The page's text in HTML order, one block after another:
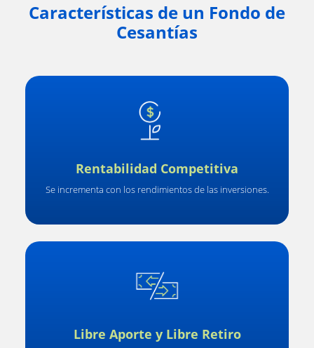
Características de un Fondo de
Cesantías
Rentabilidad Competitiva
Se incrementa con los rendimientos de las inversiones.
Libre Aporte y Libre Retiro